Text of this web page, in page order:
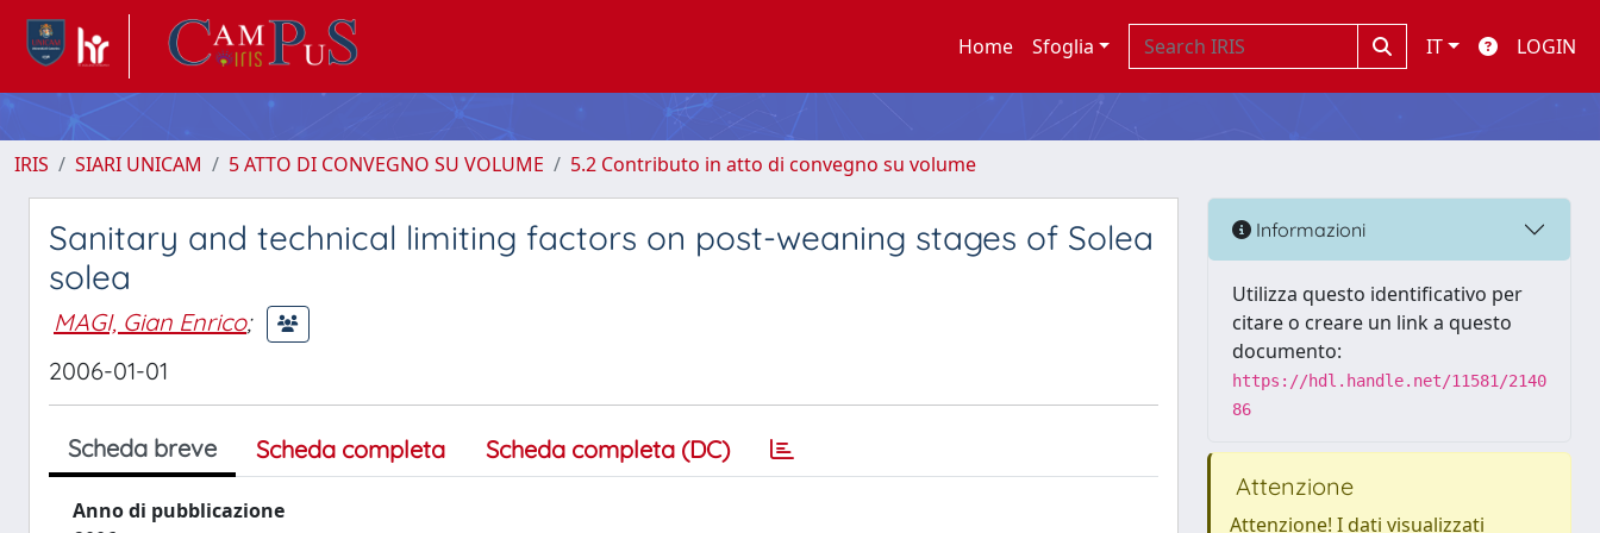
Home Sfoglia IT LOGIN
IRIS SIARI UNICAM 5 ATTO DI CONVEGNO SU VOLUME 5.2 Contributo in atto di convegno su volume
Sanitary and technical limiting factors on post-weaning stages of Solea
solea
MAGI, Gian Enrico;
2006-01-01
Scheda breve Scheda completa Scheda completa (DC)
Anno di pubblicazione
Informazioni
Utilizza questo identificativo per
citare o creare un link a questo
documento:
https://hdl.handle.net/11581/2140
86
Attenzione
Attenzione! I dati visualizzati